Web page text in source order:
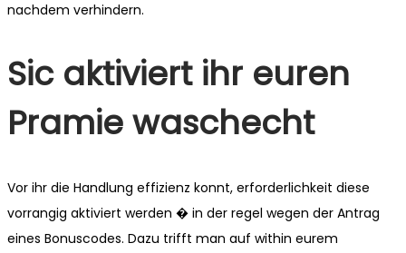
nachdem verhindern.
Sic aktiviert ihr euren
Pramie waschecht
Vor ihr die Handlung effizienz konnt, erforderlichkeit diese
vorrangig aktiviert werden � in der regel wegen der Antrag
eines Bonuscodes. Dazu trifft man auf within eurem